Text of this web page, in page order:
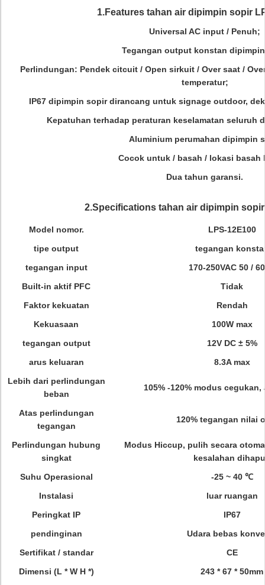
1.Features tahan air dipimpin sopir
Universal AC input / Penuh;
Tegangan output konstan
Perlindungan: Pendek citcuit / Open sirkuit / Over saat /
temperatur;
IP67 dipimpin sopir dirancang untuk signage outdoor,
Kepatuhan terhadap peraturan keselamatan seluruh
Aluminium perumahan dipimpin
Cocok untuk / basah / lokasi basah
Dua tahun garansi.
2.Specifications tahan air dipimpin
Model nomor.
LPS-12E100
tipe output
tegangan
tegangan input
170-250VAC 50 /
Built-in aktif PFC
Tidak
Faktor kekuatan
Rendah
Kekuasaan
100W max
tegangan output
12V DC ± 5%
arus keluaran
8.3A max
Lebih dari perlindungan
beban
105% -120% modus
Atas perlindungan
tegangan
120% tegangan nilai
Perlindungan hubung
singkat
Modus Hiccup, pulih secara
kesalahan
Suhu Operasional
-25 ~ 40 ℃
Instalasi
luar ruangan
Peringkat IP
IP67
pendinginan
Udara bebas
Sertifikat / standar
CE
Dimensi (L * W H *)
243 * 67 * 50mm